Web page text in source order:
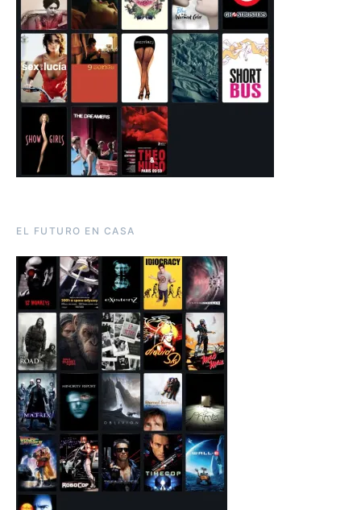
EL FUTURO EN CASA